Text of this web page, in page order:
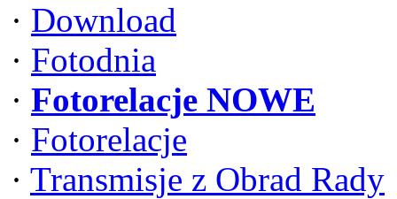
· Download
· Fotodnia
· Fotorelacje NOWE
· Fotorelacje
· Transmisje z Obrad Rady